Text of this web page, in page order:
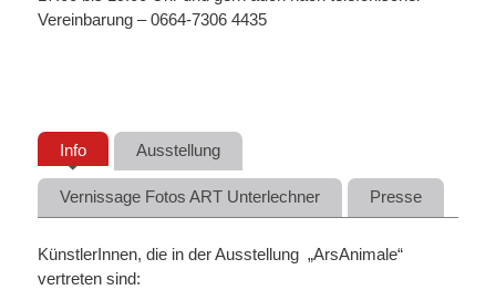
Vereinbarung – 0664-7306 4435
Info Ausstellung
Vernissage Fotos ART Unterlechner Presse
KünstlerInnen, die in der Ausstellung „ArsAnimale“
vertreten sind: